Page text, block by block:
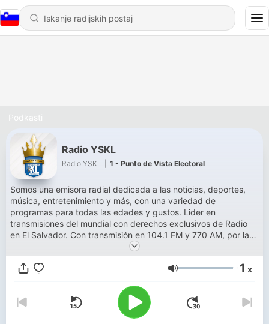
Podkasti
Radio YSKL
Radio YSKL 1 - Punto de Vista Electoral
Somos una emisora radial dedicada a las noticias, deportes,
música, entretenimiento y más, con una variedad de
programas para todas las edades y gustos. Lider en
transmisiones del mundial con derechos exclusivos de Radio
en El Salvador. Con transmisión en 104.1 FM y 770 AM, por la
Glasnost 1 x